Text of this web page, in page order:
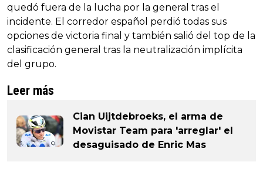
quedó fuera de la lucha por la general tras el
incidente. El corredor español perdió todas sus
opciones de victoria final y también salió del top de la
clasificación general tras la neutralización implícita
del grupo.
Leer más
Cian Uijtdebroeks, el arma de
Movistar Team para 'arreglar' el
desaguisado de Enric Mas